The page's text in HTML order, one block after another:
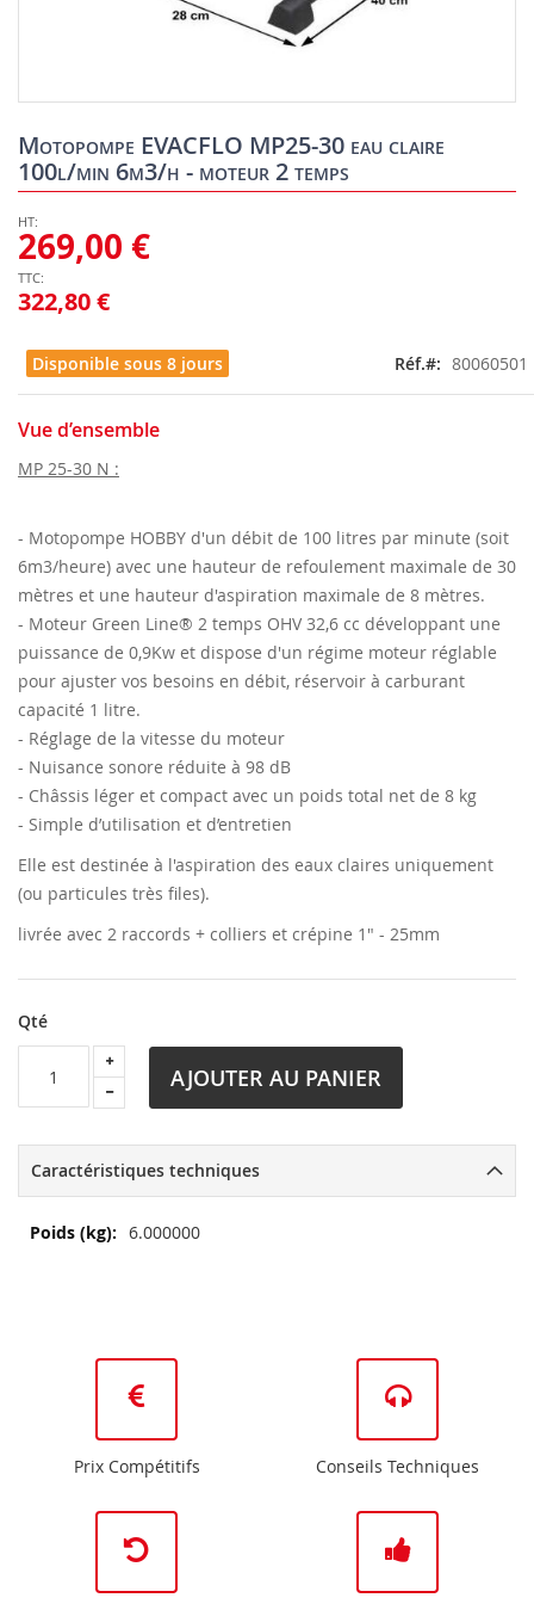
Motopompe EVACFLO MP25-30 eau claire
100l/min 6m3/h - moteur 2 temps
322,80 €
269,00 €
Disponible sous 8 jours Réf. 80060501
Vue d’ensemble
MP 25-30 N :
- Motopompe HOBBY d'un débit de 100 litres par minute (soit
6m3/heure) avec une hauteur de refoulement maximale de 30
mètres et une hauteur d'aspiration maximale de 8 mètres.
- Moteur Green Line® 2 temps OHV 32,6 cc développant une
puissance de 0,9Kw et dispose d'un régime moteur réglable
pour ajuster vos besoins en débit, réservoir à carburant
capacité 1 litre.
- Réglage de la vitesse du moteur
- Nuisance sonore réduite à 98 dB
- Châssis léger et compact avec un poids total net de 8 kg
- Simple d’utilisation et d’entretien
Elle est destinée à l'aspiration des eaux claires uniquement
(ou particules très files).
livrée avec 2 raccords + colliers et crépine 1" - 25mm
Qté
AJOUTER AU PANIER
to
the
beginning
the
images
gallery
Caractéristiques techniques
Plus
6.000000
Prix Compétitifs Conseils Techniques